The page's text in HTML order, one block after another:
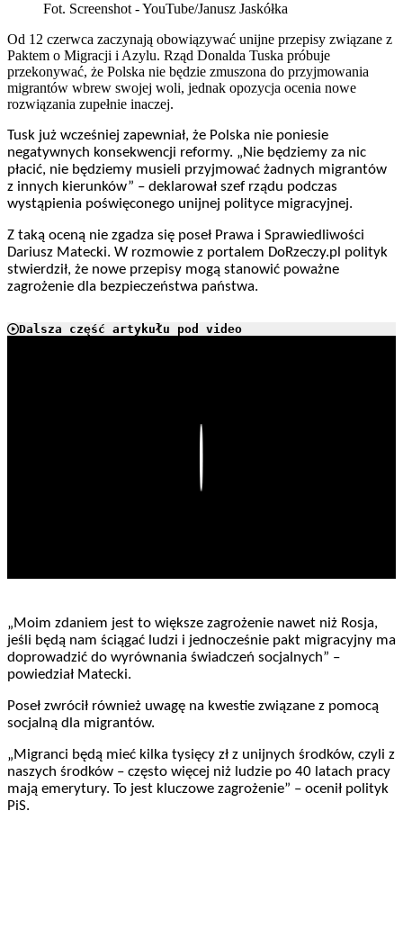
Fot. Screenshot - YouTube/Janusz Jaskółka
Od 12 czerwca zaczynają obowiązywać unijne przepisy związane z
Paktem o Migracji i Azylu. Rząd Donalda Tuska próbuje
przekonywać, że Polska nie będzie zmuszona do przyjmowania
migrantów wbrew swojej woli, jednak opozycja ocenia nowe
rozwiązania zupełnie inaczej.
Tusk już wcześniej zapewniał, że Polska nie poniesie
negatywnych konsekwencji reformy. „Nie będziemy za nic
płacić, nie będziemy musieli przyjmować żadnych migrantów
z innych kierunków” – deklarował szef rządu podczas
wystąpienia poświęconego unijnej polityce migracyjnej.
Z taką oceną nie zgadza się poseł Prawa i Sprawiedliwości
Dariusz Matecki. W rozmowie z portalem DoRzeczy.pl polityk
stwierdził, że nowe przepisy mogą stanowić poważne
zagrożenie dla bezpieczeństwa państwa.
Dalsza część artykułu pod video
„Moim zdaniem jest to większe zagrożenie nawet niż Rosja,
jeśli będą nam ściągać ludzi i jednocześnie pakt migracyjny ma
doprowadzić do wyrównania świadczeń socjalnych” –
powiedział Matecki.
Poseł zwrócił również uwagę na kwestie związane z pomocą
socjalną dla migrantów.
„Migranci będą mieć kilka tysięcy zł z unijnych środków, czyli z
naszych środków – często więcej niż ludzie po 40 latach pracy
mają emerytury. To jest kluczowe zagrożenie” – ocenił polityk
PiS.